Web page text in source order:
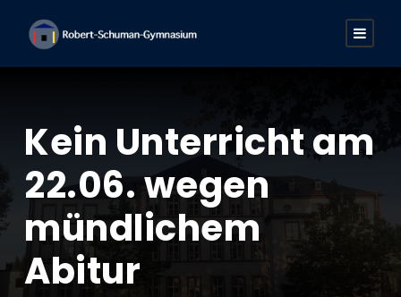
Kein Unterricht am
22.06. wegen
mündlichem
Abitur